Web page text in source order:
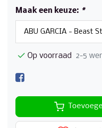
Maak een keuze: *
Op voorraad 2-5